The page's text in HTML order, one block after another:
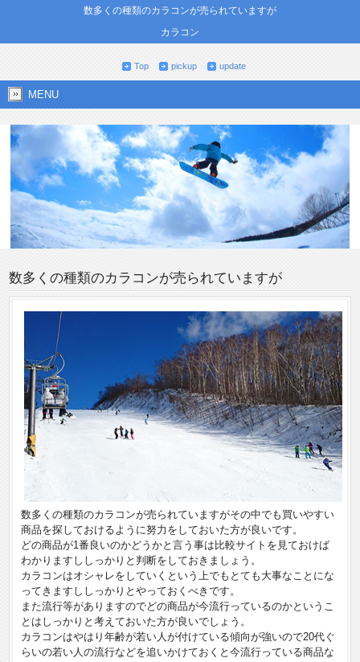
数多くの種類のカラコンが売られていますが
カラコン
Top pickup update
MENU
数多くの種類のカラコンが売られていますが
数多くの種類のカラコンが売られていますがその中でも買いやすい
商品を探しておけるように努力をしておいた方が良いです。
どの商品が1番良いのかどうかと言う事は比較サイトを見ておけば
わかりますししっかりと判断をしておきましょう。
カラコンはオシャレをしていくという上でもとても大事なことにな
ってきますししっかりとやっておくべきです。
また流行等がありますのでどの商品が今流行っているのかというこ
とはしっかりと考えておいた方が良いでしょう。
カラコンはやはり年齢が若い人が付けている傾向が強いので20代ぐ
らいの若い人の流行などを追いかけておくと今流行っている商品な